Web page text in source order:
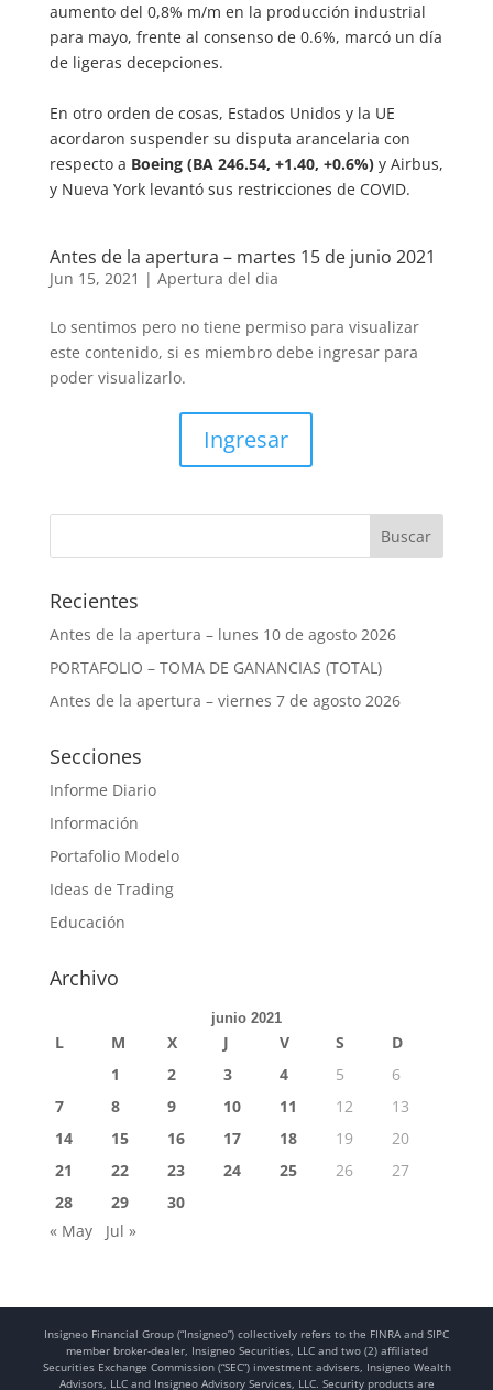
aumento del 0,8% m/m en la producción industrial
para mayo, frente al consenso de 0.6%, marcó un día
de ligeras decepciones.
En otro orden de cosas, Estados Unidos y la UE
acordaron suspender su disputa arancelaria con
respecto a Boeing (BA 246.54, +1.40, +0.6%)y Airbus,
y Nueva York levantó sus restricciones de COVID.
Antes de la apertura – martes 15 de junio 2021
Jun 15, 2021 | Apertura del dia
Lo sentimos pero no tiene permiso para visualizar
este contenido, si es miembro debe ingresar para
poder visualizarlo.
Ingresar
Recientes
Antes de la apertura – lunes 10 de agosto 2026
PORTAFOLIO – TOMA DE GANANCIAS (TOTAL)
Antes de la apertura – viernes 7 de agosto 2026
Secciones
Informe Diario
Información
Portafolio Modelo
Ideas de Trading
Educación
Archivo
junio 2021
L M X J V S
D
1
2 3 4 5
6
7
8 9 10 11 12
13
14
15 16 17 18 19
20
21
22 23 24 25 26
27
28
29
30
« May
Jul »
Insigneo Financial Group (“Insigneo”) collectively refers to the FINRA and SIPC
member broker-dealer, Insigneo Securities, LLC and two (2) affiliated
Securities Exchange Commission (“SEC”) investment advisers, Insigneo Wealth
Advisors, LLC and Insigneo Advisory Services, LLC. Security products are